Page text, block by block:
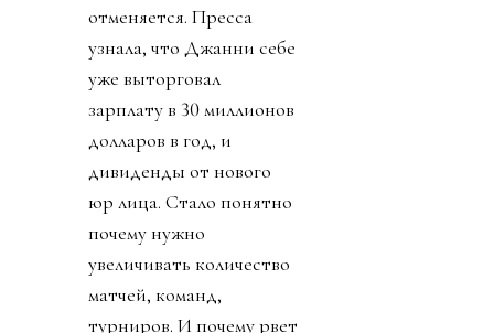
отменяется. Пресса
узнала, что Джанни себе
уже выторговал
зарплату в 30 миллионов
долларов в год, и
дивиденды от нового
юр лица. Стало понятно
почему нужно
увеличивать количество
матчей, команд,
турниров. И почему рвет